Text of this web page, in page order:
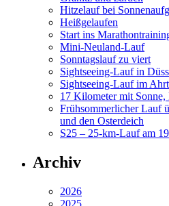
Hitzelauf bei
Heißgelaufen
Start ins
Mini-Neuland-Lauf
Sonntagslauf zu viert
Sightseeing-Lauf in
Sightseeing-Lauf im
17 Kilometer mit
Frühsommerlicher Lauf
und den Osterdeich
S25 – 25-km-Lauf am
Archiv
2026
2025